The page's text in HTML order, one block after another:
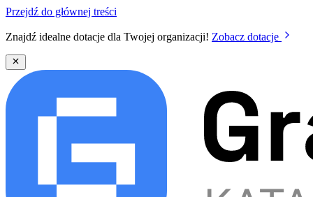
Przejdź do głównej treści
Znajdź idealne dotacje dla Twojej organizacji! Zobacz dotacje